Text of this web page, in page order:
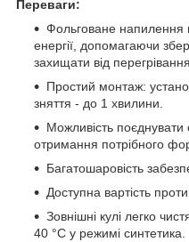
Переваги:
Фольговане напилення
енергії, допомагаючи
захищати від перегрівання
Простий монтаж:
зняття - до 1 хвилини.
Можливість поєднувати
отримання потрібного
Багатошаровість
Доступна вартість
Зовнішні кулі легко
40 °C у режимі синтетика.